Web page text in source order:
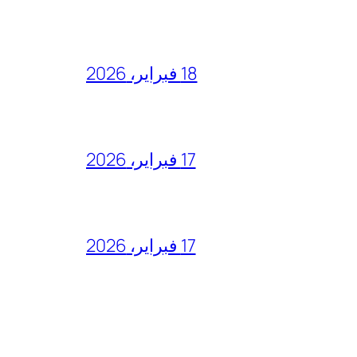
18 فبراير، 2026
17 فبراير، 2026
17 فبراير، 2026